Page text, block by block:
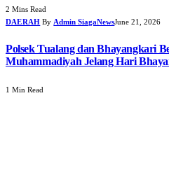
2 Mins Read
DAERAH By Admin SiagaNewsJune 21, 2026
Polsek Tualang dan Bhayangkari
Muhammadiyah Jelang Hari
1 Min Read